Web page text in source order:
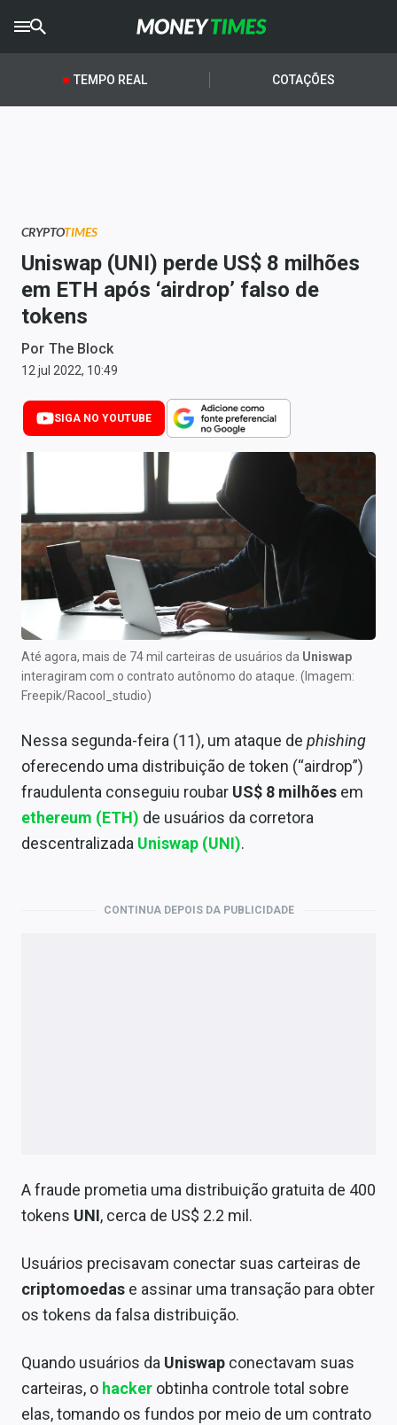
CRYPTOTIMES
AGROTIMES
Newsletters
Money Trader
Anuncie
Últimas Notícias
Newsletters
Cotações
Comprar ou vender?
Carteiras Recomendadas
Central de Dividendos
Central de Fundos Imobiliários
Central dos IPOs
Renda Fixa
Mercados
Economia
Empresas
Contato
TEMPO REAL COTAÇÕES
CRYPTOTIMES
Uniswap (UNI) perde US$ 8 milhões
em ETH após ‘airdrop’ falso de
tokens
Por The Block
12 jul 2022, 10:49
SIGA NO YOUTUBE
Até agora, mais de 74 mil carteiras de usuários da Uniswap
interagiram com o contrato autônomo do ataque. (Imagem:
Freepik/Racool_studio)
Nessa segunda-feira (11), um ataque de phishing
oferecendo uma distribuição de token (“airdrop”)
fraudulenta conseguiu roubar US$ 8 milhões em
ethereum (ETH) de usuários da corretora
descentralizada Uniswap (UNI).
CONTINUA DEPOIS DA PUBLICIDADE
A fraude prometia uma distribuição gratuita de 400
tokens UNI, cerca de US$ 2.2 mil.
Usuários precisavam conectar suas carteiras de
criptomoedas e assinar uma transação para obter
os tokens da falsa distribuição.
Quando usuários da Uniswap conectavam suas
carteiras, o hacker obtinha controle total sobre
elas, tomando os fundos por meio de um contrato